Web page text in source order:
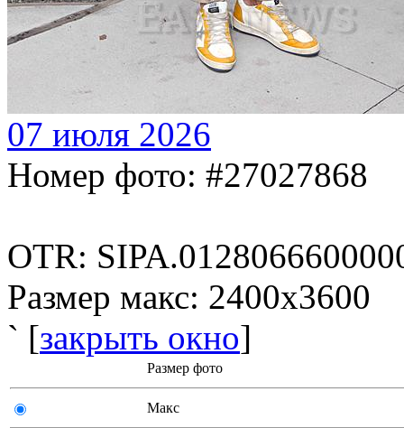
07 июля 2026
Номер фото: #27027868
OTR:
Размер макс: 2400x3600
` [закрыть окно]
Размер фото
Макс